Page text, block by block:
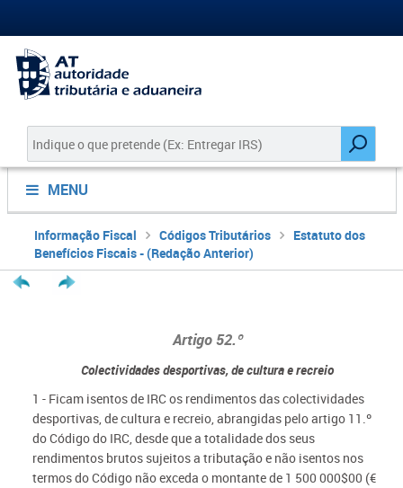
MENU
Informação Fiscal Códigos Tributários
Estatuto dos
Benefícios Fiscais - (Redação Anterior)
Artigo52.º
Colectividades desportivas, de cultura e recreio
1 - Ficam isentos de IRC os rendimentos das colectividades
desportivas, de cultura e recreio, abrangidas pelo artigo 11.º
do Código do IRC, desde que a totalidade dos seus
rendimentos brutos sujeitos a tributação e não isentos nos
termos do Código não exceda o montante de 1 500 000$00 (€